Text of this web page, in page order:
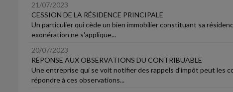
21/07/2023
CESSION DE LA RÉSIDENCE PRINCIPALE
Un particulier qui cède un bien immobilier constituant sa
exonération ne s'applique...
20/07/2023
RÉPONSE AUX OBSERVATIONS DU CONTRIBUABLE
Une entreprise qui se voit notifier des rappels d'impôt peut les
répondre à ces observations...